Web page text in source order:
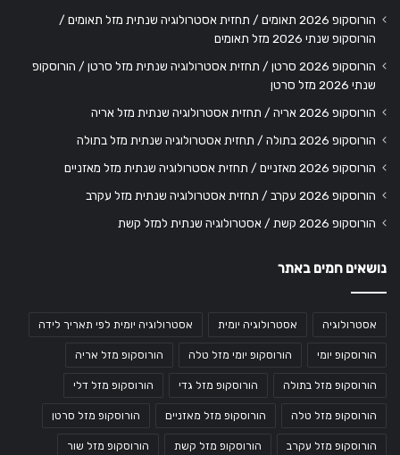
הורוסקופ 2026 תאומים / תחזית אסטרולוגיה שנתית מזל תאומים /
הורוסקופ שנתי 2026 מזל תאומים
הורוסקופ 2026 סרטן / תחזית אסטרולוגיה שנתית מזל סרטן / הורוסקופ
שנתי 2026 מזל סרטן
הורוסקופ 2026 אריה / תחזית אסטרולוגיה שנתית מזל אריה
הורוסקופ 2026 בתולה / תחזית אסטרולוגיה שנתית מזל בתולה
הורוסקופ 2026 מאזניים / תחזית אסטרולוגיה שנתית מזל מאזניים
הורוסקופ 2026 עקרב / תחזית אסטרולוגיה שנתית מזל עקרב
הורוסקופ 2026 קשת / אסטרולוגיה שנתית למזל קשת
נושאים חמים באתר
אסטרולוגיה אסטרולוגיה יומית אסטרולוגיה יומית לפי תאריך לידה
הורוסקופ יומי הורוסקופ יומי מזל טלה הורוסקופ מזל אריה
הורוסקופ מזל בתולה הורוסקופ מזל גדי הורוסקופ מזל דלי
הורוסקופ מזל טלה הורוסקופ מזל מאזניים הורוסקופ מזל סרטן
הורוסקופ מזל עקרב הורוסקופ מזל קשת הורוסקופ מזל שור